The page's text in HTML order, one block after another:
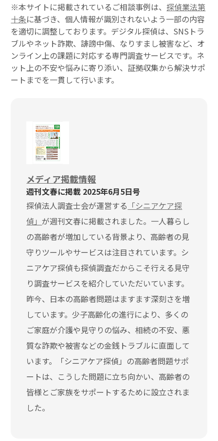
※本サイトに掲載されているご相談事例は、探偵業法第
十条に基づき、個人情報が識別されないよう一部の内容
を適切に調整しております。デジタル探偵は、SNSトラ
ブルやネット詐欺、誹謗中傷、なりすまし被害など、オ
ンライン上の課題に対応する専門調査サービスです。ネ
ット上の不安や悩みに寄り添い、証拠収集から解決サポ
ートまでを一貫して行います。
メディア掲載情報
週刊文春に掲載 2025年6月5日号
探偵法人調査士会が運営する 「シニアケア探
偵」が週刊文春に掲載されました。一人暮らし
の高齢者が増加している背景より、高齢者の見
守りツールやサービスは注目されています。シ
ニアケア探偵も探偵調査だからこそ行える見守
り調査サービスを紹介していただいています。
昨今、日本の高齢者問題はますます深刻さを増
しています。少子高齢化の進行により、多くの
ご家庭が介護や見守りの悩み、相続の不安、悪
質な詐欺や被害などの金銭トラブルに直面して
います。「シニアケア探偵」の高齢者問題サポ
ートは、こうした問題に立ち向かい、高齢者の
皆様とご家族をサポートするために設立されま
した。